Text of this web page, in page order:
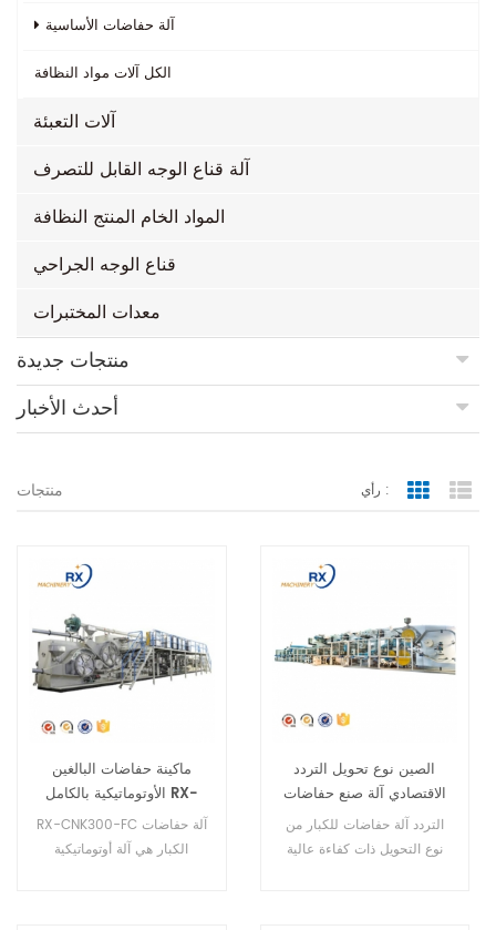
آلة حفاضات الأساسية
الكل آلات مواد النظافة
آلات التعبئة
آلة قناع الوجه القابل للتصرف
المواد الخام المنتج النظافة
قناع الوجه الجراحي
معدات المختبرات
منتجات جديدة
أحدث الأخبار
منتجات رأي : Grid View
ماكينة حفاضات البالغين
الأوتوماتيكية بالكامل RX-
CNK300-FC
RX-CNK300-FC آلة حفاضات
الكبار هي آلة أوتوماتيكية
الصين نوع تحويل التردد
الاقتصادي آلة صنع حفاضات
الكبار مع CE
التردد آلة حفاضات للكبار من
نوع التحويل ذات كفاءة عالية